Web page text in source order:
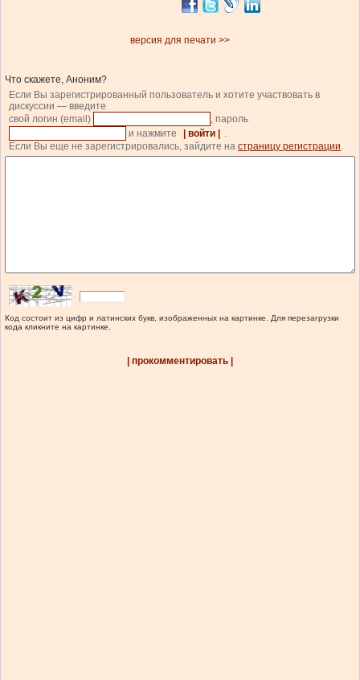
версия для печати >>
Что скажете, Аноним?
Если Вы зарегистрированный пользователь и хотите участвовать в
дискуссии — введите
свой логин (email)
, пароль
и нажмите
| войти |
.
Если Вы еще не зарегистрировались, зайдите на страницу регистрации.
Код состоит из цифр и латинских букв, изображенных на картинке. Для перезагрузки
кода кликните на картинке.
| прокомментировать |